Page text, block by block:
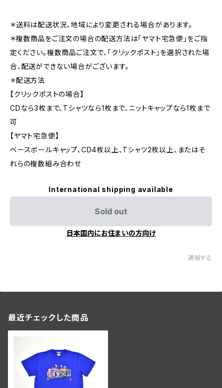
＊送料は配送状況、地域により変更される場合があります。
＊複数商品をご注文の場合の配送方法は「ヤマト宅急便」をご指
定ください。複数商品ご注文で、「クリックポスト」を選択された場
合、配送ができない場合がございます。
＊配送方法
【クリックポストの場合】
CDなら3枚まで、Tシャツなら1枚まで、ニットキャップなら1枚まで
可
【ヤマト宅急便】
ベースボールキャップ、CD4枚以上、Tシャツ2枚以上、またはそ
れらの複数組み合わせ
International shipping available
Sold out
日本国内にお住まいの方向け
通報する
最近チェックした商品